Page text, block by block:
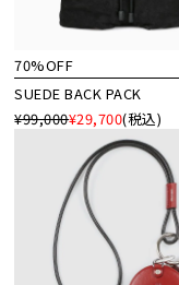
70%OFF
SUEDE BACK PACK
¥99,000¥29,700(税込)